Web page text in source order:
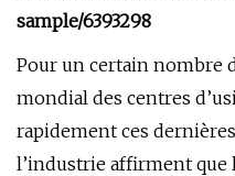
sample/6393298
Pour un certain nombre
mondial des centres
rapidement ces
l’industrie affirment que